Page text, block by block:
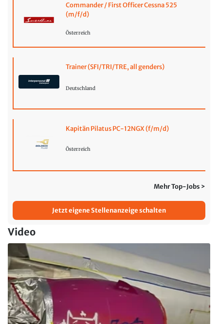
Commander / First Officer Cessna 525
(m/f/d)
Österreich
Trainer (SFI/TRI/TRE, all genders)
Deutschland
Kapitän Pilatus PC-12NGX (f/m/d)
Österreich
Mehr Top-Jobs >
Jetzt eigene Stellenanzeige schalten
Video